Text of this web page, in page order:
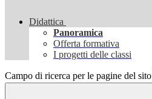
Didattica
Panoramica
Offerta formativa
I progetti delle classi
Campo di ricerca per le pagine del sito